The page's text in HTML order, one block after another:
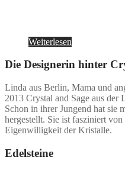
Weiterlesen
Die Designerin hinter
Linda aus Berlin, Mama und
2013 Crystal and Sage aus der
Schon in ihrer Jungend hat sie
hergestellt. Sie ist fasziniert
Eigenwilligkeit der Kristalle.
Edelsteine